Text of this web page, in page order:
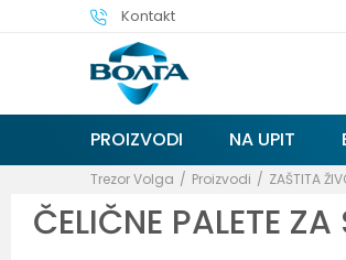
Kontakt
PROIZVODI NA UPIT
Trezor Volga Proizvodi ZAŠTITA
ČELIČNE PALETE